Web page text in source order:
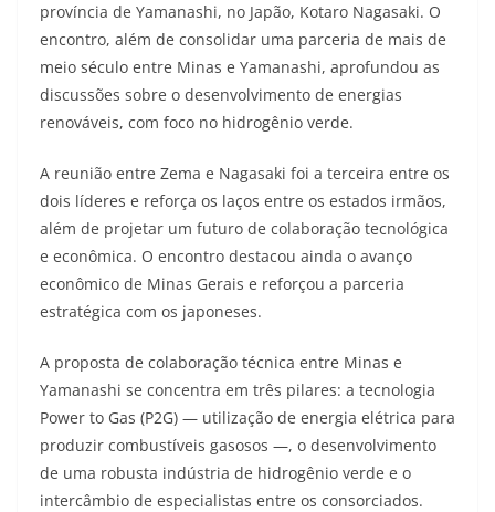
província de Yamanashi, no Japão, Kotaro Nagasaki. O
encontro, além de consolidar uma parceria de mais de
meio século entre Minas e Yamanashi, aprofundou as
discussões sobre o desenvolvimento de energias
renováveis, com foco no hidrogênio verde.
A reunião entre Zema e Nagasaki foi a terceira entre os
dois líderes e reforça os laços entre os estados irmãos,
além de projetar um futuro de colaboração tecnológica
e econômica. O encontro destacou ainda o avanço
econômico de Minas Gerais e reforçou a parceria
estratégica com os japoneses.
A proposta de colaboração técnica entre Minas e
Yamanashi se concentra em três pilares: a tecnologia
Power to Gas (P2G) — utilização de energia elétrica para
produzir combustíveis gasosos —, o desenvolvimento
de uma robusta indústria de hidrogênio verde e o
intercâmbio de especialistas entre os consorciados.